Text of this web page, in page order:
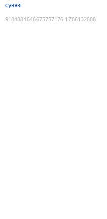
сувязі
9184884646675757176:1786132888